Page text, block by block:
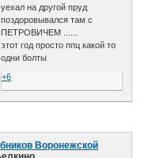
уехал на другой пруд
поздоровывался там с
ПЕТРОВИЧЕМ ......
этот год просто ппц какой то
одни болты
+6
Воронежской